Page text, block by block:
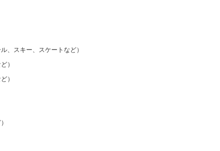
、スキー、スケートなど）
）
）